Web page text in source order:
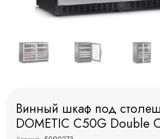
Винный шкаф под
DOMETIC C50G Double